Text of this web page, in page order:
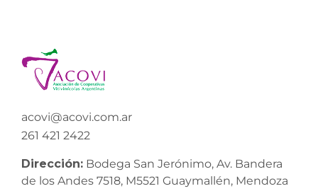
acovi@acovi.com.ar
261 421 2422
Dirección: Bodega San Jerónimo, Av. Bandera
de los Andes 7518, M5521 Guaymallén, Mendoza